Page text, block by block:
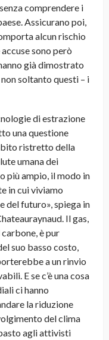
comprendere i
Assicurano poi,
alcun rischio
sono però
già dimostrato
soltanto questi – i
di estrazione
una questione
ristretto della
umana dei
più ampio, il modo in
in cui viviamo
del futuro», spiega in
Il gas,
è pur
suo basso costo,
a un rinvio
E se c’è una cosa
ci hanno
la riduzione
del clima
agli attivisti